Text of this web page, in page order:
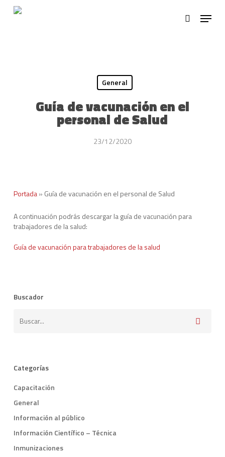
search
Menu
General
Guía de vacunación en el
personal de Salud
23/12/2020
Portada» Guía de vacunación en el personal de Salud
A continuación podrás descargar la guía de vacunación para
trabajadores de la salud:
Guía de vacunación para trabajadores de la salud
Buscador
Categorías
Capacitación
General
Información al público
Información Científico – Técnica
Inmunizaciones